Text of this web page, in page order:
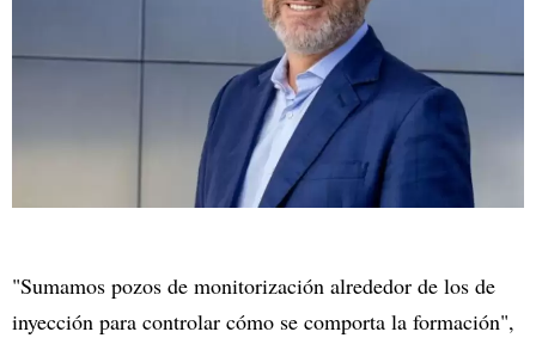
"Sumamos pozos de monitorización alrededor de los de
inyección para controlar cómo se comporta la formación",